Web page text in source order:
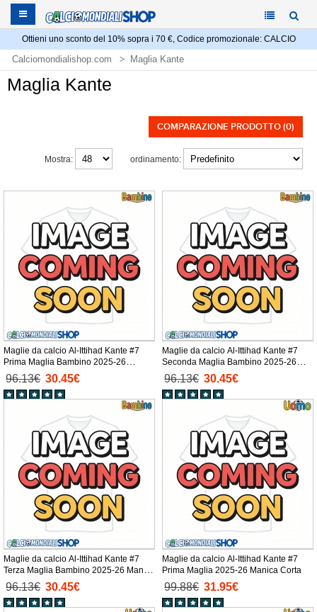
Ottieni uno sconto del 10% sopra i 70 €, Codice promozionale: CALCIO
Calciomondialishop.com Maglia Kante
Maglia Kante
COMPARAZIONE PRODOTTO (0)
ordinamento:
Mostra:
Maglie da calcio Al-Ittihad Kante #7
Prima Maglia Bambino 2025-26
Manica Corta + Pantaloni corti)
96.13€ 30.45€
Maglie da calcio Al-Ittihad Kante #7
Seconda Maglia Bambino 2025-26
Manica Corta + Pantaloni corti)
96.13€ 30.45€
Maglie da calcio Al-Ittihad Kante #7
Terza Maglia Bambino 2025-26 Manica
Corta + Pantaloni corti)
96.13€ 30.45€
Maglie da calcio Al-Ittihad Kante #7
Prima Maglia 2025-26 Manica Corta
99.88€ 31.95€